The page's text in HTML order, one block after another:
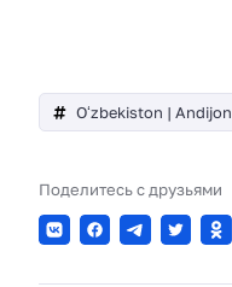
Oʻzbekiston | Andijon
Поделитесь с друзьями